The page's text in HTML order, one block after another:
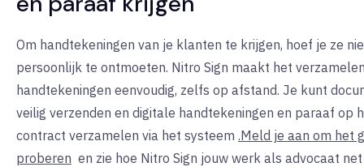
Om handtekeningen van je klanten te krijgen, hoef je ze
persoonlijk te ontmoeten. Nitro Sign maakt het
handtekeningen eenvoudig, zelfs op afstand. Je kunt
veilig verzenden en digitale handtekeningen en paraaf op
contract verzamelen via het systeem .Meld je aan om het
proberen en zie hoe Nitro Sign jouw werk als advocaat